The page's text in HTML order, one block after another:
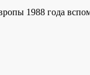
1988 года